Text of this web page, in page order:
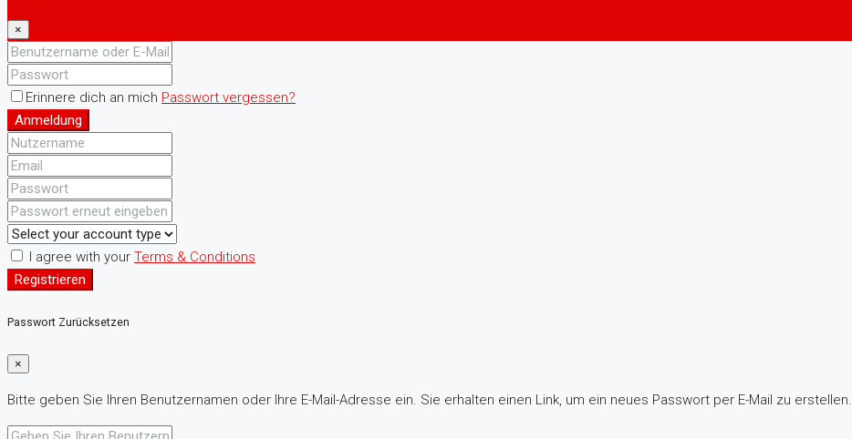
×
Erinnere dich an mich Passwort vergessen?
Anmeldung
I agree with your Terms & Conditions
Registrieren
Passwort Zurücksetzen
×
Bitte geben Sie Ihren Benutzernamen oder Ihre E-Mail-Adresse ein. Sie erhalten einen Link, um ein neues Passwort per E-Mail zu erstellen.